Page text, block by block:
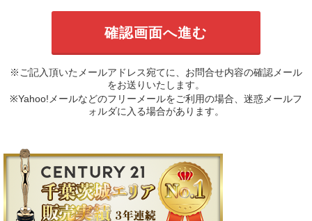
※ご記入頂いたメールアドレス宛てに、お問合せ内容の確認メール
をお送りいたします。
※Yahoo!メールなどのフリーメールをご利用の場合、迷惑メールフ
ォルダに入る場合があります。